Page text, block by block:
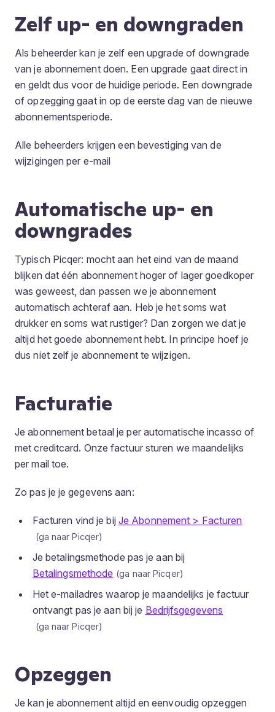
Zelf up- en downgraden
Als beheerder kan je zelf een upgrade of downgrade
van je abonnement doen. Een upgrade gaat direct in
en geldt dus voor de huidige periode. Een downgrade
of opzegging gaat in op de eerste dag van de nieuwe
abonnementsperiode.
Alle beheerders krijgen een bevestiging van de
wijzigingen per e-mail
Automatische up- en
downgrades
Typisch Picqer: mocht aan het eind van de maand
blijken dat één abonnement hoger of lager goedkoper
was geweest, dan passen we je abonnement
automatisch achteraf aan. Heb je het soms wat
drukker en soms wat rustiger? Dan zorgen we dat je
altijd het goede abonnement hebt. In principe hoef je
dus niet zelf je abonnement te wijzigen.
Facturatie
Je abonnement betaal je per automatische incasso of
met creditcard. Onze factuur sturen we maandelijks
per mail toe.
Zo pas je je gegevens aan:
Facturen vind je bij Je Abonnement > Facturen
Je betalingsmethode pas je aan bij
Betalingsmethode
Het e-mailadres waarop je maandelijks je factuur
ontvangt pas je aan bij je Bedrijfsgegevens
Opzeggen
Je kan je abonnement altijd en eenvoudig opzeggen